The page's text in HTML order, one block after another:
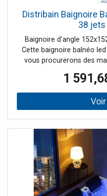
Distribain Baignoire
38 jets
Baignoire d'angle
Cette baignoire balnéo
vous procurerons des
leds en façade lui donnent
de rangement de cette
permet de garder vos
toujours à
1